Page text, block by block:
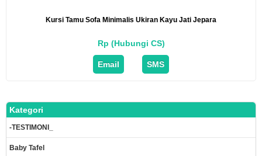
Kursi Tamu Sofa Minimalis Ukiran Kayu Jati Jepara
Rp (Hubungi CS)
Email SMS
Kategori
-TESTIMONI_
Baby Tafel